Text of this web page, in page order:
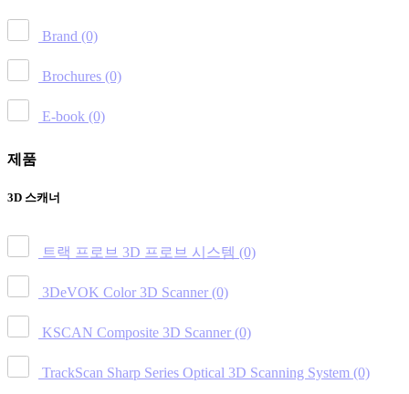
Brand (0)
Brochures (0)
E-book (0)
제품
3D 스캐너
트랙 프로브 3D 프로브 시스템 (0)
3DeVOK Color 3D Scanner (0)
KSCAN Composite 3D Scanner (0)
TrackScan Sharp Series Optical 3D Scanning System (0)